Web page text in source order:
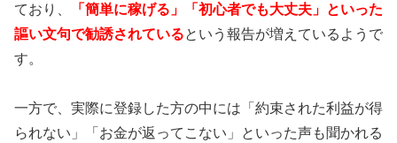
ており、
「簡単に稼げる」「初心者でも大丈夫」といった
謳い文句で勧誘されているという報告が増えているようで
す。
一方で、実際に登録した方の中には「約束された利益が得
られない」「お金が返ってこない」といった声も聞かれる